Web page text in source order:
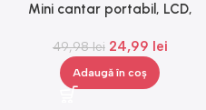
Mini cantar portabil, LCD,
49,98lei 24,99 lei
Adaugă în coș